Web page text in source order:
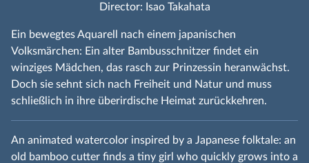
Director: Isao Takahata
Ein bewegtes Aquarell nach einem japanischen
Volksmärchen: Ein alter Bambusschnitzer findet ein
winziges Mädchen, das rasch zur Prinzessin heranwächst.
Doch sie sehnt sich nach Freiheit und Natur und muss
schließlich in ihre überirdische Heimat zurückkehren.
An animated watercolor inspired by a Japanese folktale: an
old bamboo cutter finds a tiny girl who quickly grows into a